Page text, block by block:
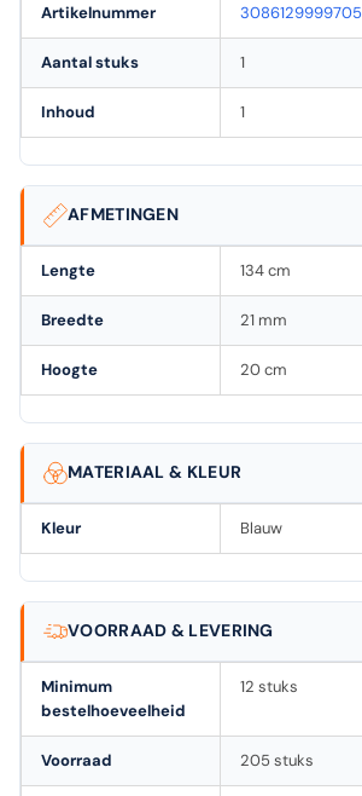
Artikelnummer 3086129999705
Aantal stuks 1
Inhoud 1
AFMETINGEN
Lengte 134 cm
Breedte 21 mm
Hoogte 20 cm
MATERIAAL & KLEUR
Kleur Blauw
VOORRAAD & LEVERING
Minimum
bestelhoeveelheid
12 stuks
Voorraad 205 stuks